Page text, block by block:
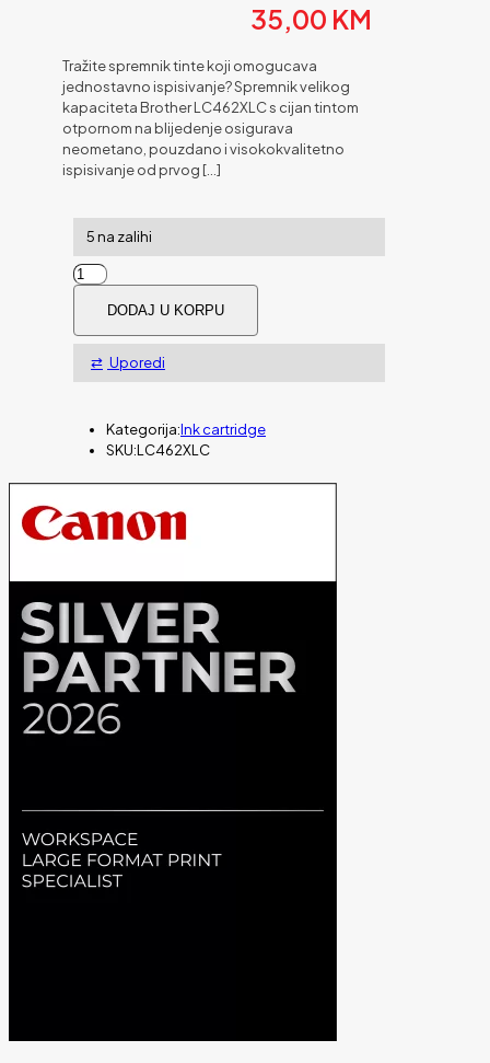
35,00 KM
Tražite spremnik tinte koji omogucava
jednostavno ispisivanje? Spremnik velikog
kapaciteta Brother LC462XLC s cijan tintom
otpornom na blijedenje osigurava
neometano, pouzdano i visokokvalitetno
ispisivanje od prvog […]
5 na zalihi
Tinta
BROTHER
LC462XLC
količina
DODAJ U KORPU
Uporedi
Kategorija:Ink cartridge
SKU:LC462XLC